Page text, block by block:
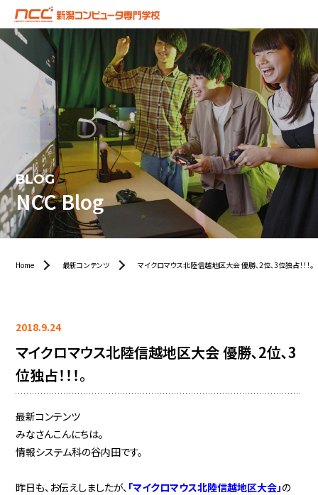
BLOG
NCC Blog
Home 最新コンテンツ マイクロマウス北陸信越地区大会 優勝､2位､3位独占！！！。
2018.9.24
マイクロマウス北陸信越地区大会 優勝､2位､3
位独占！！！。
最新コンテンツ
みなさんこんにちは。
情報システム科の谷内田です。
昨日も、お伝えしましたが、 「マイクロマウス北陸信越地区大会」の